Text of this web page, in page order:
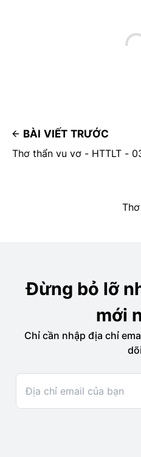
BÀI VIẾT TRƯỚC
Thơ thẩn vu vơ - HTTLT -